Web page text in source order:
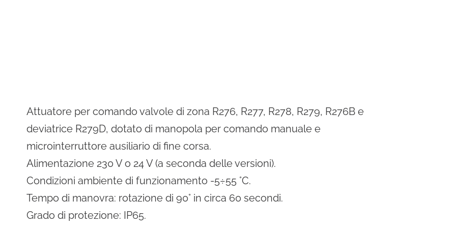
Attuatore per comando valvole di zona R276, R277, R278, R279, R276B e
deviatrice R279D, dotato di manopola per comando manuale e
microinterruttore ausiliario di fine corsa.
Alimentazione 230 V o 24 V (a seconda delle versioni).
Condizioni ambiente di funzionamento -5÷55 °C.
Tempo di manovra: rotazione di 90° in circa 60 secondi.
Grado di protezione: IP65.